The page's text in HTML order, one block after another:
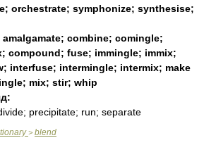
orchestrate; symphonize; synthesise;
amalgamate; combine; comingle;
compound; fuse; immingle; immix;
interfuse; intermingle; intermix; make
mix; stir; whip
precipitate; run; separate
> blend